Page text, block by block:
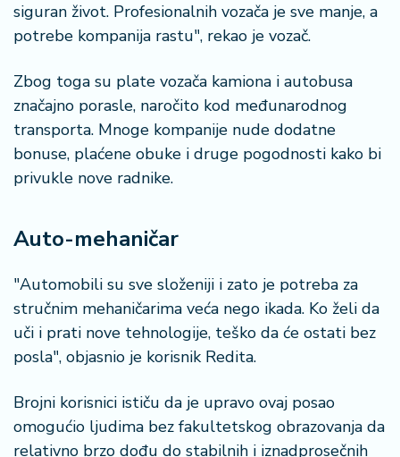
siguran život. Profesionalnih vozača je sve manje, a
potrebe kompanija rastu", rekao je vozač.
Zbog toga su plate vozača kamiona i autobusa
značajno porasle, naročito kod međunarodnog
transporta. Mnoge kompanije nude dodatne
bonuse, plaćene obuke i druge pogodnosti kako bi
privukle nove radnike.
Auto-mehaničar
"Automobili su sve složeniji i zato je potreba za
stručnim mehaničarima veća nego ikada. Ko želi da
uči i prati nove tehnologije, teško da će ostati bez
posla", objasnio je korisnik Redita.
Brojni korisnici ističu da je upravo ovaj posao
omogućio ljudima bez fakultetskog obrazovanja da
relativno brzo dođu do stabilnih i iznadprosečnih